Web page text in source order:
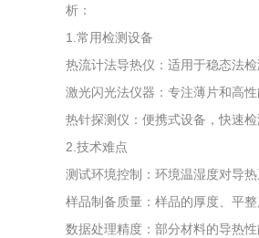
析：
1.常用检测设备
热流计法导热仪：适用于稳态法
激光闪光法仪器：专注薄片和高
热针探测仪：便携式设备，快速检
2.技术难点
测试环境控制：环境温湿度对导
样品制备质量：样品的厚度、平
数据处理精度：部分材料的导热